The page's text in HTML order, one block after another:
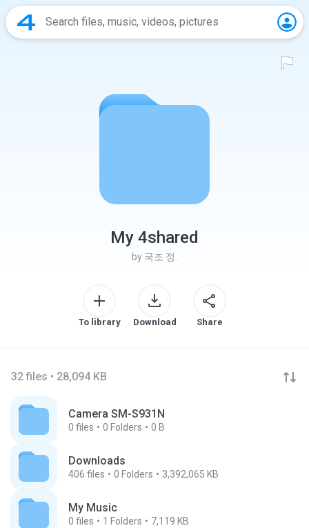
My 4shared
by 국조 정.
To library Download Share
32 files • 28,094 KB
Camera SM-S931N
0 files 0 Folders 0 B
Downloads
406 files 0 Folders 3,392,065 KB
My Music
0 files 1 Folders 7,119 KB